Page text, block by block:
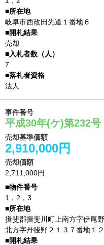
岐阜市西改田先道１番地６
売却
7
法人
事件番号
平成30年(ケ)第232号
売却基準価額
2,910,000円
売却価額
2,711,000円
1，2，3
揖斐郡揖斐川町上南方字伊尾
北方字丹後野２１３７番地１２